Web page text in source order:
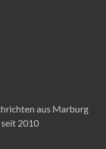
aus Marburg
2010